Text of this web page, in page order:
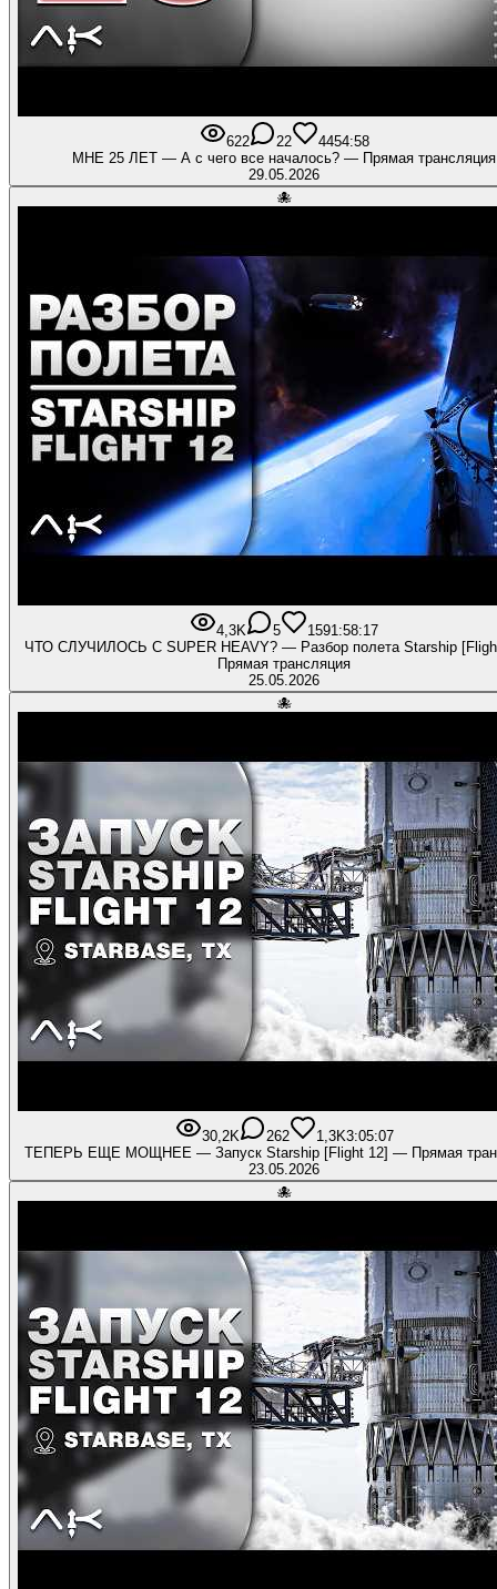
622 22 4454:58
МНЕ 25 ЛЕТ — А с чего все началось? — Прямая трансляция
29.05.2026
🐙
4,3K 5 1591:58:17
ЧТО СЛУЧИЛОСЬ С SUPER HEAVY? — Разбор полета Starship
Прямая трансляция
25.05.2026
🐙
30,2K 262 1,3K3:05:07
ТЕПЕРЬ ЕЩЕ МОЩНЕЕ — Запуск Starship [Flight 12] — Прямая
23.05.2026
🐙